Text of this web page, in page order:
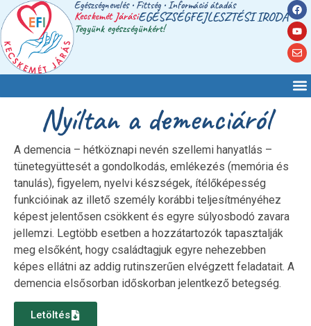
Egészségnevelés • Fittség • Információ átadás
Kecskemét JárásiEGÉSZSÉGFEJLESZTÉSI IRODA
Tegyünk egészségünkért!
Nyíltan a demenciáról
A demencia – hétköznapi nevén szellemi hanyatlás –
tünetegyüttesét a gondolkodás, emlékezés (memória és
tanulás), figyelem, nyelvi készségek, ítélőképesség
funkcióinak az illető személy korábbi teljesítményéhez
képest jelentősen csökkent és egyre súlyosbodó zavara
jellemzi. Legtöbb esetben a hozzátartozók tapasztalják
meg elsőként, hogy családtagjuk egyre nehezebben
képes ellátni az addig rutinszerűen elvégzett feladatait. A
demencia elsősorban időskorban jelentkező betegség.
Letöltés